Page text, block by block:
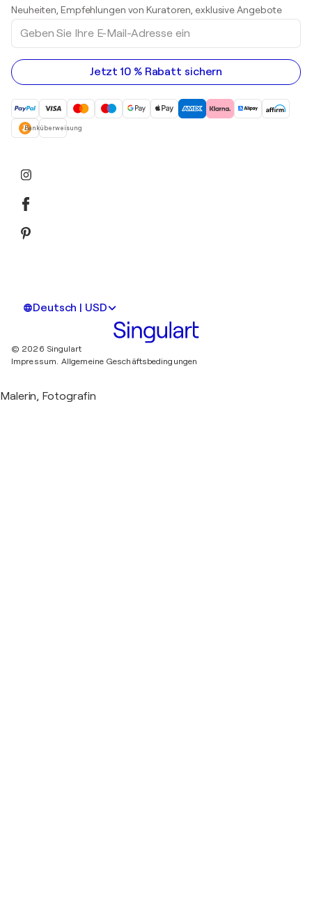
Acrylgemälde
Neuheiten, Empfehlungen von Kuratoren, exklusive Angebote
Geben
Sie
Ihre
E-
Mail-
Adresse
Jetzt 10 % Rabatt sichern
Banküberweisung
Deutsch | USD
© 2026 Singulart
Impressum. Allgemeine Geschäftsbedingungen
Malerin, Fotografin